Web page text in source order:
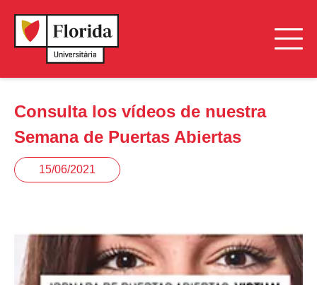
Consulta los vídeos de nuestra
Semana de Puertas Abiertas
15/06/2021